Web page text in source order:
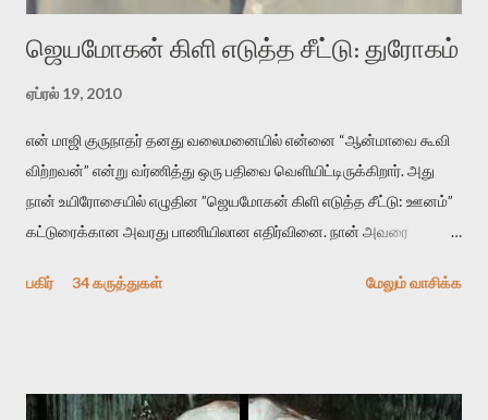
ஜெயமோகன் கிளி எடுத்த சீட்டு: துரோகம்
ஏப்ரல் 19, 2010
என் மாஜி குருநாதர் தனது வலைமனையில் என்னை “ஆன்மாவை கூவி
விற்றவன்” என்று வர்ணித்து ஒரு பதிவை வெளியிட்டிருக்கிறார். அது
நான் உயிரோசையில் எழுதின ”ஜெயமோகன் கிளி எடுத்த சீட்டு: ஊனம்”
கட்டுரைக்கான அவரது பாணியிலான எதிர்வினை. நான் அவரை
பதிவை படித்த நண்பர்கள் பலரும் அவருக்காக இரக்கப்பட்டார்கள்.
தனது இணையதளத்திலே தொடர்ந்து பதிவு செய்கிறார். உயிர்மை
பகிர் 34 கருத்துகள் மேலும் வாசிக்க